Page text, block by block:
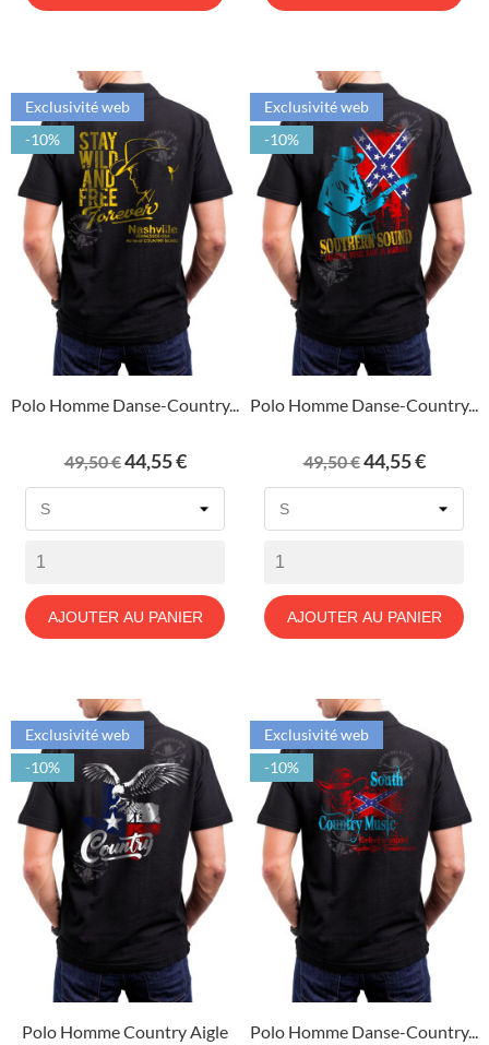
Polo Homme Danse-Country...
Prix
de
49,50 €Prix
44,55 €
AJOUTER AU PANIER
Exclusivité web
-10%
Polo Homme Danse-Country...
Prix
de
49,50 €Prix
44,55 €
AJOUTER AU PANIER
Exclusivité web
-10%
Polo Homme Country Aigle
Exclusivité web
-10%
Polo Homme Danse-Country...
Exclusivité web
-10%